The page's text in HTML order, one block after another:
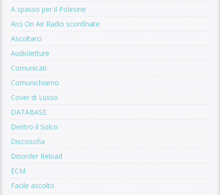
A spasso per il Polesine
Arci On Air Radio sconfinate
Ascoltarci
Audioletture
Comunicati
Comunichiamo
Cover di Lusso
DATABASE
Dentro il Solco
Discosofia
Disorder Reload
ECM
Facile ascolto